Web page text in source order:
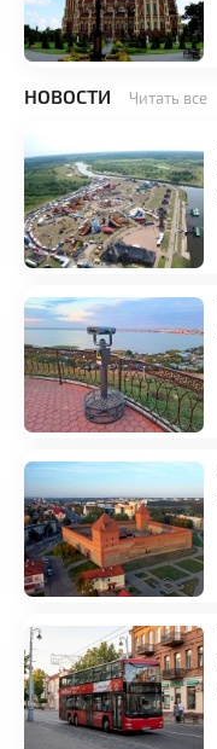
НОВОСТИ Читать все